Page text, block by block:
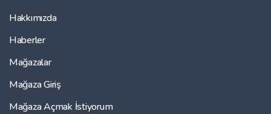
Hakkımızda
Haberler
Mağazalar
Mağaza Giriş
Mağaza Açmak İstiyorum